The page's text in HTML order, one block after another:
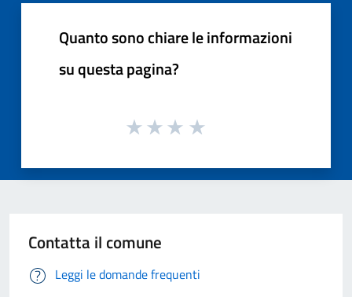
Quanto sono chiare le informazioni
su questa pagina?
Contatta il comune
Leggi le domande frequenti